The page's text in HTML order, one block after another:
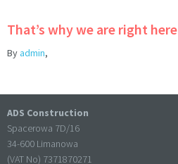
That’s why we are right here
Byadmin,
ADS Construction
Spacerowa 7D/16
34-600 Limanowa
(VAT No) 7371870271